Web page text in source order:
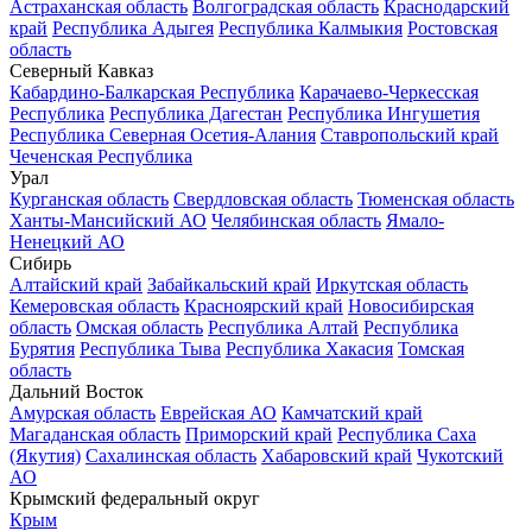
Астраханская область Волгоградская область Краснодарский
край Республика Адыгея Республика Калмыкия Ростовская
область
Северный Кавказ
Кабардино-Балкарская Республика Карачаево-Черкесская
Республика Республика Дагестан Республика Ингушетия
Республика Северная Осетия-Алания Ставропольский край
Чеченская Республика
Урал
Курганская область Свердловская область Тюменская область
Ханты-Мансийский АО Челябинская область Ямало-
Ненецкий АО
Сибирь
Алтайский край Забайкальский край Иркутская область
Кемеровская область Красноярский край Новосибирская
область Омская область Республика Алтай Республика
Бурятия Республика Тыва Республика Хакасия Томская
область
Дальний Восток
Амурская область Еврейская АО Камчатский край
Магаданская область Приморский край Республика Саха
(Якутия) Сахалинская область Хабаровский край Чукотский
АО
Крымский федеральный округ
Крым